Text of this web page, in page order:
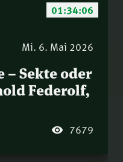
01:34:06
Mi. 6. Mai 2026
Sekte oder
Federolf,
7679